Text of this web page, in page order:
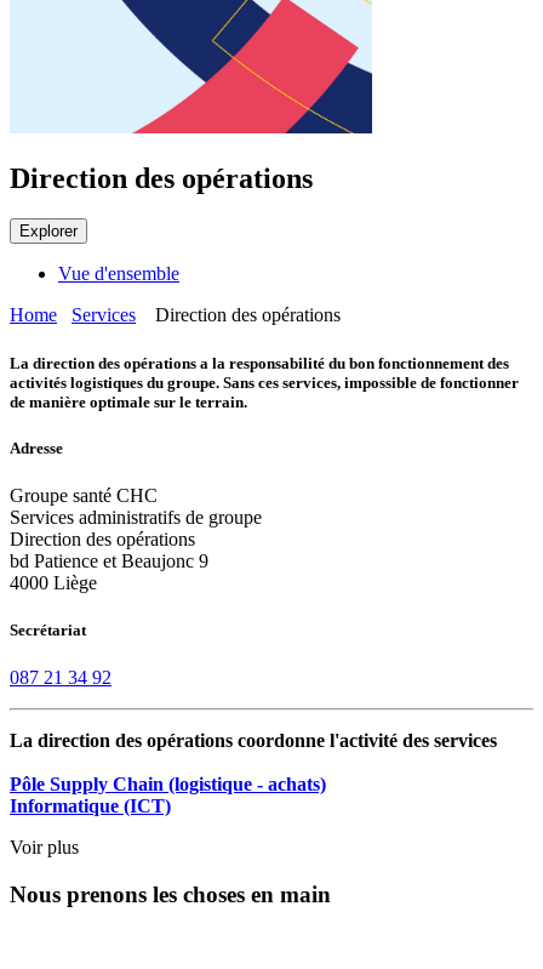
Direction des opérations
Explorer
Vue d'ensemble
Home
Services Direction des opérations
La direction des opérations a la responsabilité du bon fonctionnement des
activités logistiques du groupe. Sans ces services, impossible de fonctionner
de manière optimale sur le terrain.
Adresse
Groupe santé CHC
Services administratifs de groupe
Direction des opérations
bd Patience et Beaujonc 9
4000 Liège
Secrétariat
087 21 34 92
La direction des opérations coordonne l'activité des services
Pôle Supply Chain (logistique - achats)
Informatique (ICT)
Voir plus
Nous prenons les choses en main